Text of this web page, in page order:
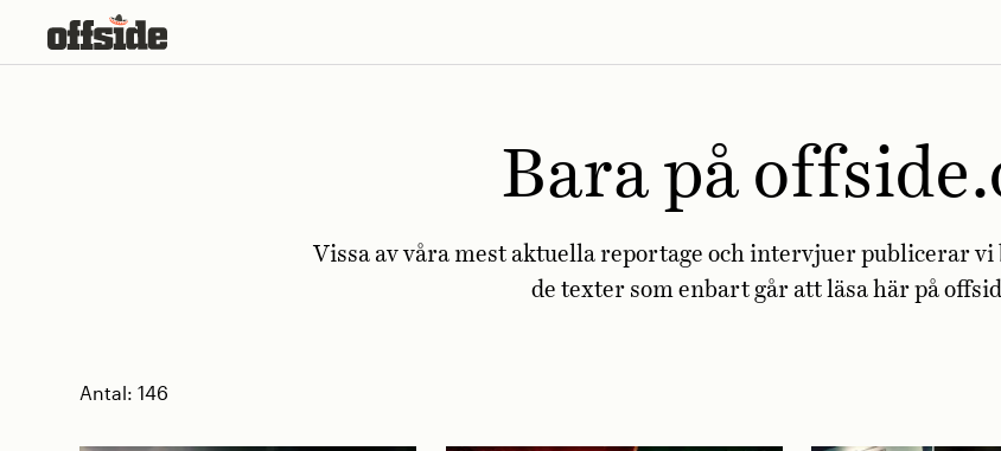
Bara på
Vissa av våra mest aktuella reportage och intervjuer publicerar
de texter som enbart går att läsa här på
Antal:146